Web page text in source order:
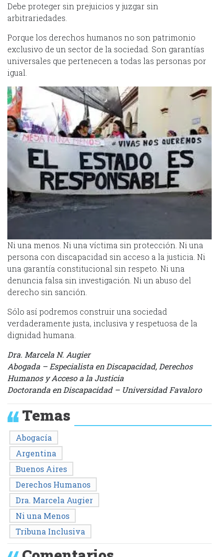
Debe proteger sin prejuicios y juzgar sin
arbitrariedades.
Porque los derechos humanos no son patrimonio
exclusivo de un sector de la sociedad. Son garantías
universales que pertenecen a todas las personas por
igual.
Ni una menos. Ni una víctima sin protección. Ni una
persona con discapacidad sin acceso a la justicia. Ni
una garantía constitucional sin respeto. Ni una
denuncia falsa sin investigación. Ni un abuso del
derecho sin sanción.
Sólo así podremos construir una sociedad
verdaderamente justa, inclusiva y respetuosa de la
dignidad humana.
Dra. Marcela N. Augier
Abogada – Especialista en Discapacidad, Derechos
Humanos y Acceso a la Justicia
Doctoranda en Discapacidad – Universidad Favaloro
Temas
Abogacía
Argentina
Buenos Aires
Derechos Humanos
Dra. Marcela Augier
Ni una Menos
Tribuna Inclusiva